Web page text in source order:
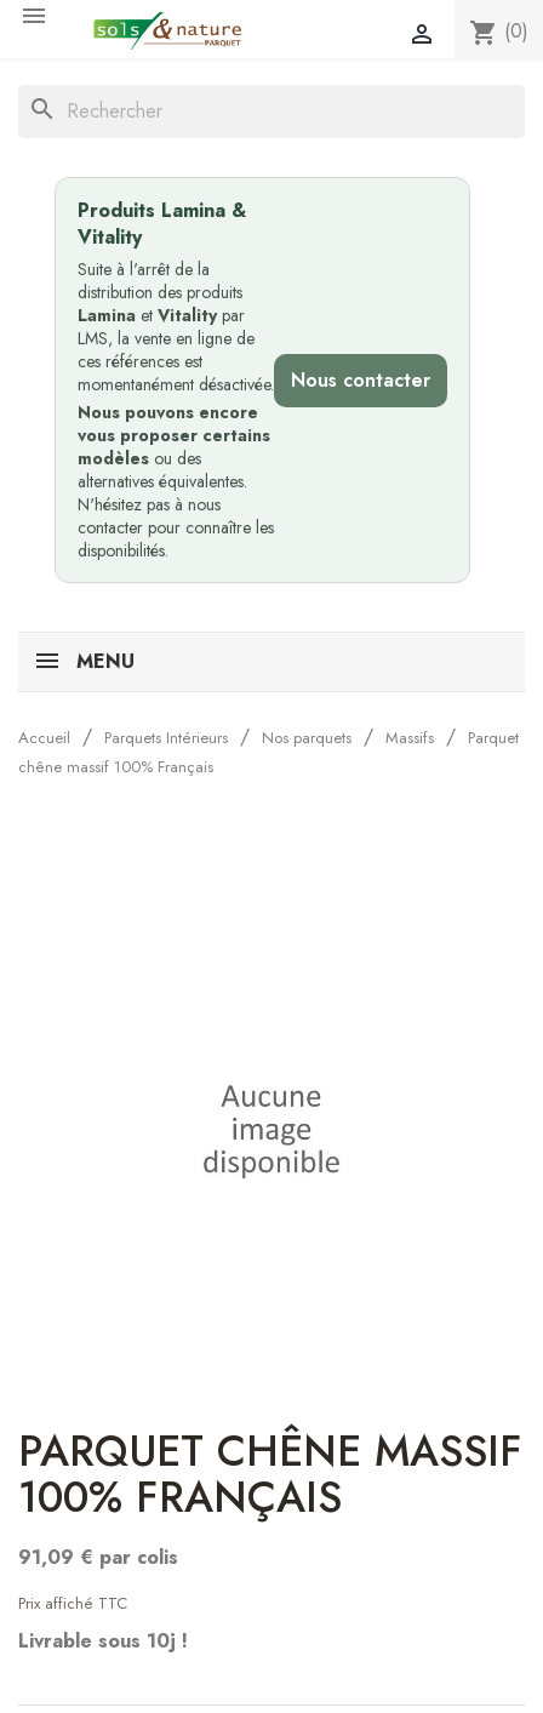

shopping_cart (0)

search
Produits Lamina &
Vitality
Suite à l'arrêt de la
distribution des produits
Lamina et Vitalitypar
LMS, la vente en ligne de
ces références est
momentanément désactivée.
Nous pouvons encore
vous proposer certains
modèles ou des
alternatives équivalentes.
N'hésitez pas à nous
contacter pour connaître les
disponibilités.
Nous contacter
MENU
Accueil Parquets Intérieurs Nos parquets Massifs
Parquet
chêne massif 100% Français
PARQUET CHÊNE MASSIF
100% FRANÇAIS
91,09 € par colis
Prix affiché TTC
Livrable sous 10j !